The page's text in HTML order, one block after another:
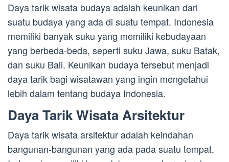
Daya tarik wisata budaya adalah keunikan dari
suatu budaya yang ada di suatu tempat. Indonesia
memiliki banyak suku yang memiliki kebudayaan
yang berbeda-beda, seperti suku Jawa, suku Batak,
dan suku Bali. Keunikan budaya tersebut menjadi
daya tarik bagi wisatawan yang ingin mengetahui
lebih dalam tentang budaya Indonesia.
Daya Tarik Wisata Arsitektur
Daya tarik wisata arsitektur adalah keindahan
bangunan-bangunan yang ada pada suatu tempat.